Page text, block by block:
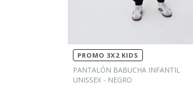
PROMO 3X2 KIDS
PANTALÓN BABUCHA INFANTIL
UNISSEX - NEGRO